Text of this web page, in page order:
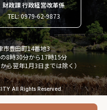
財政課 行政経営改革係
TEL: 0979-62-9873
市豊田町14番地3
8時30分から17時15分
ら翌年1月3日までは除く）
All Rights Reserved.